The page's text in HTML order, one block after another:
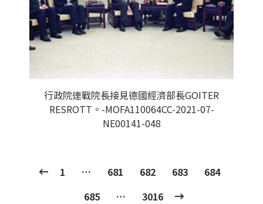
行政院連戰院長接見德國經濟部長GOITER
RESROTT。-MOFA110064CC-2021-07-
NE00141-048
1 … 681 682 683
684
685
… 3016